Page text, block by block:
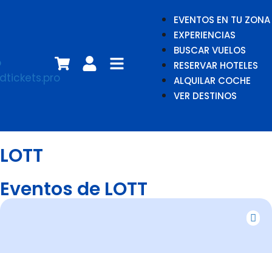
EVENTOS EN TU ZONA
EXPERIENCIAS
BUSCAR VUELOS
RESERVAR HOTELES
ALQUILAR COCHE
VER DESTINOS
LOTT
Eventos de LOTT